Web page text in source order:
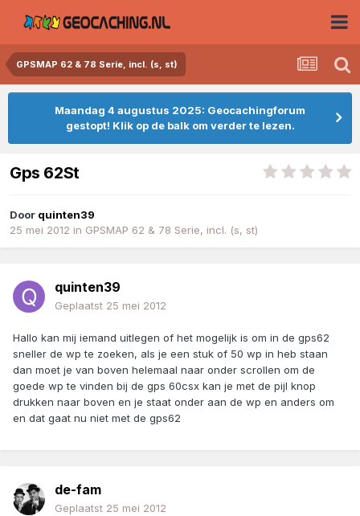
GPSMAP 62 & 78 Serie, incl. (s, st)
Maandag 4 augustus 2025: Geocachingforum
gestopt! Klik op de balk om verder te lezen.
Gps 62St
Door quinten39
25 mei 2012 in GPSMAP 62 & 78 Serie, incl. (s, st)
quinten39
Geplaatst 25 mei 2012
Hallo kan mij iemand uitlegen of het mogelijk is om in de gps62
sneller de wp te zoeken, als je een stuk of 50 wp in heb staan
dan moet je van boven helemaal naar onder scrollen om de
goede wp te vinden bij de gps 60csx kan je met de pijl knop
drukken naar boven en je staat onder aan de wp en anders om
en dat gaat nu niet met de gps62
de-fam
Geplaatst 25 mei 2012